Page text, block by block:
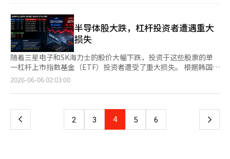
场。”※ 本报道经人工智能（AI）系统翻译与编辑。
指数暴跌10.3%，创下2020年3月以来的最大跌幅。包括英伟达在
内的主要半导体股票普遍下跌，AI相关股票的估值压力也显现，导
致美国科技股的调整。 目前，证券市场上，外国人和机构分别净
卖出2401亿韩元和687亿韩元，而个人投资者则表现出3046亿韩
元的买入优势。 市值较大的股票普遍大幅下跌。三星电子下跌
9.27%，SK海力士下跌8.02%。此外，SK Square（-11.53%）、
现代汽车（-10%）、三星电机（-9.16%）、三星生命
（-14.91%）、三星物产（-12.27%）、现代摩比斯（-12.05%）
等也大幅下跌。 KOSDAQ指数同样呈现急剧下跌。此时KOSDAQ
后下跌超过4%，失守1000点，并进一步扩大跌幅。在开盘后，
KOSDAQ市场也启动了卖出侧卡机制。 在KOSDAQ市场，外国人
和机构分别净买入1569亿韩元和105亿韩元，而个人则净卖出
- 根据韩国交易所的数据，从5月7日至6月5日，外国人在韩国证券
市场（KOSPI）净卖出69万4001亿韩元。在此期间，个人投资者
净买入56万4367亿韩元，机构投资者净买入12万109亿韩元，成
功吸纳了外国人的抛售。 - 外国人的卖出主要集中在半导体大型股
中。净卖出第一位的是三星电子，卖出金额为30万1158亿韩元，
SK海力士的卖出金额为27万3227亿韩元。仅这两只股票的卖出总
额就达57万4385亿韩元，占外国人净卖出规模的绝大部分。 ◆主
要报告：突然变冷的市场气氛 - 在国内股市周五大幅下跌后，受美
国就业数据意外影响，KOSPI200夜间期货再次下跌8%，市场余震
间，市场投资情绪恢复的材料有限，因此周初可能出现不利反应。
- 在牛市调整时，通常上涨最多的地方会出现最大下跌，尽管市场
半导体股大跌，杠杆投资者遭遇重大
损失
随着三星电子和SK海力士的股价大幅下跌，投资于这些股票的单
一杠杆上市指数基金（ETF）投资者遭受了重大损失。 根据韩国交
易所的数据，三星电子的股价较前一交易日下跌了22500韩元
韩元（9.92%），收于207万韩元。 由于主要股票的急剧下跌，相
跌了13.24%，收于25565韩元。TIGER三星电子单一股票杠杆
ETF下跌13.48%，ACE三星电子单一股票杠杆ETF下跌14.08%，
2026-06-06 02:03:00
上
页
2 3 4 5 6 下